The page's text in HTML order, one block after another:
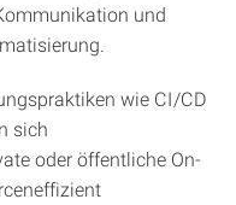
und
wie CI/CD
sich
oder öffentliche On-